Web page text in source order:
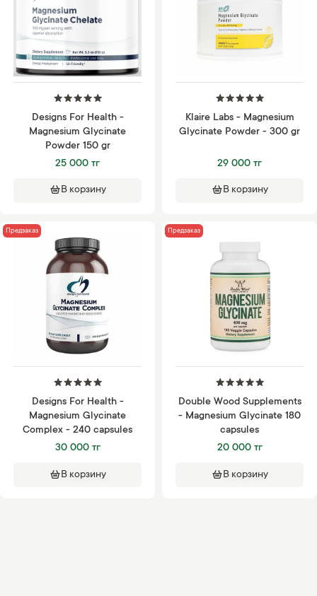
Designs For Health -
Magnesium Glycinate
Powder 150 gr
25 000 тг
В корзину
Klaire Labs - Magnesium
Glycinate Powder - 300 gr
29 000 тг
В корзину
Предзаказ
Designs For Health -
Magnesium Glycinate
Complex - 240 capsules
30 000 тг
В корзину
Предзаказ
Double Wood Supplements
- Magnesium Glycinate 180
capsules
20 000 тг
В корзину